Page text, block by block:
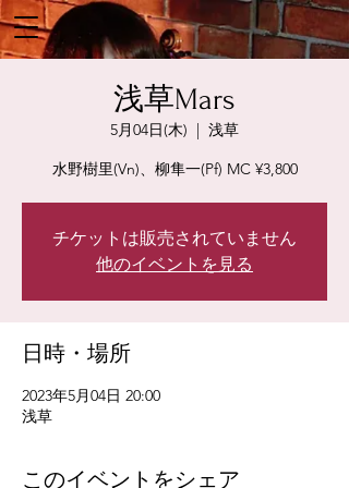
浅草Mars
5月04日(木)
  |
浅草
水野樹里(Vn)、柳隼一(Pf) MC ¥3,800
チケットは販売されていません
他のイベントを見る
日時・場所
2023年5月04日 20:00
浅草
このイベントをシェア